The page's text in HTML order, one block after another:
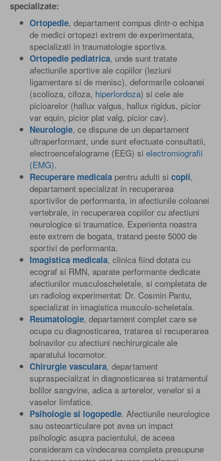
specializate:
Ortopedie, departament compus dintr-o echipa
de medici ortopezi extrem de experimentata,
specializati in traumatologie sportiva.
Ortopedie pediatrica, unde sunt tratate
afectiunile sportive ale copiilor (leziuni
ligamentare si de menisc), deformarile coloanei
(scolioza, cifoza, hiperlordoza) si cele ale
picioarelor (hallux valgus, hallux rigidus, picior
var equin, picior plat valg, picior cav).
Neurologie, ce dispune de un departament
ultraperformant, unde sunt efectuate consultatii,
electroencefalograme (EEG) si electromiografii
(EMG).
Recuperare medicala pentru adulti si copii,
departament specializat in recuperarea
sportivilor de performanta, in afectiunile coloanei
vertebrale, in recuperarea copiilor cu afectiuni
neurologice si traumatice. Experienta noastra
este extrem de bogata, tratand peste 5000 de
sportivi de performanta.
Imagistica medicala, clinica fiind dotata cu
ecograf si RMN, aparate performante dedicate
afectiunilor musculoscheletale, si completata de
un radiolog experimentat: Dr. Cosmin Pantu,
specializat in imagistica musculo-scheletala.
Reumatologie, departament complet care se
ocupa cu diagnosticarea, tratarea si recuperarea
bolnavilor cu afectiuni nechirurgicale ale
aparatului locomotor.
Chirurgie vasculara, departament
supraspecializat in diagnosticarea si tratamentul
bolilor sangvine, adica a arterelor, venelor si a
vaselor limfatice.
Psihologie si logopedie. Afectiunile neurologice
sau osteoarticulare pot avea un impact
psihologic asupra pacientului, de aceea
consideram ca vindecarea completa presupune